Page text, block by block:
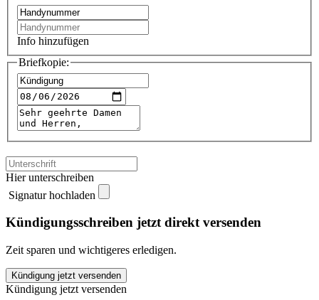
Info hinzufügen
Briefkopie:
Hier unterschreiben
Signatur hochladen
Kündigungsschreiben jetzt direkt versenden
Zeit sparen und wichtigeres erledigen.
SMARTPHONE
ONLY
Kündigung jetzt versenden
Kündigung jetzt versenden